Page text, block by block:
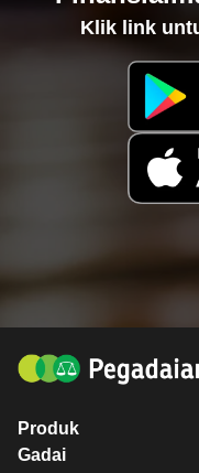
Klik link
Produk
Gadai